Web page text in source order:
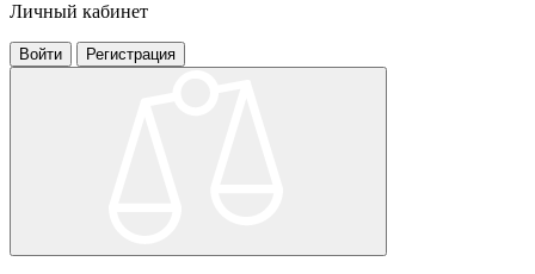
Личный кабинет
Войти Регистрация